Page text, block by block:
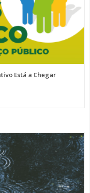
Está a Chegar